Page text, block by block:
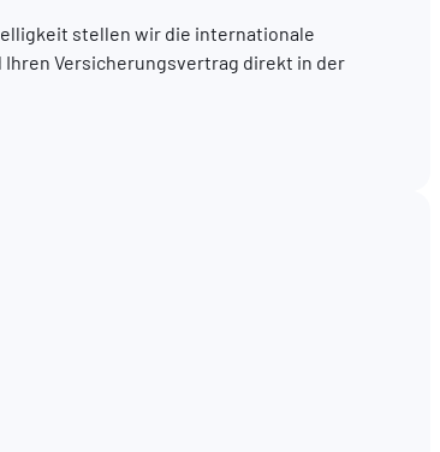
stellen wir die internationale
Versicherungsvertrag direkt in der